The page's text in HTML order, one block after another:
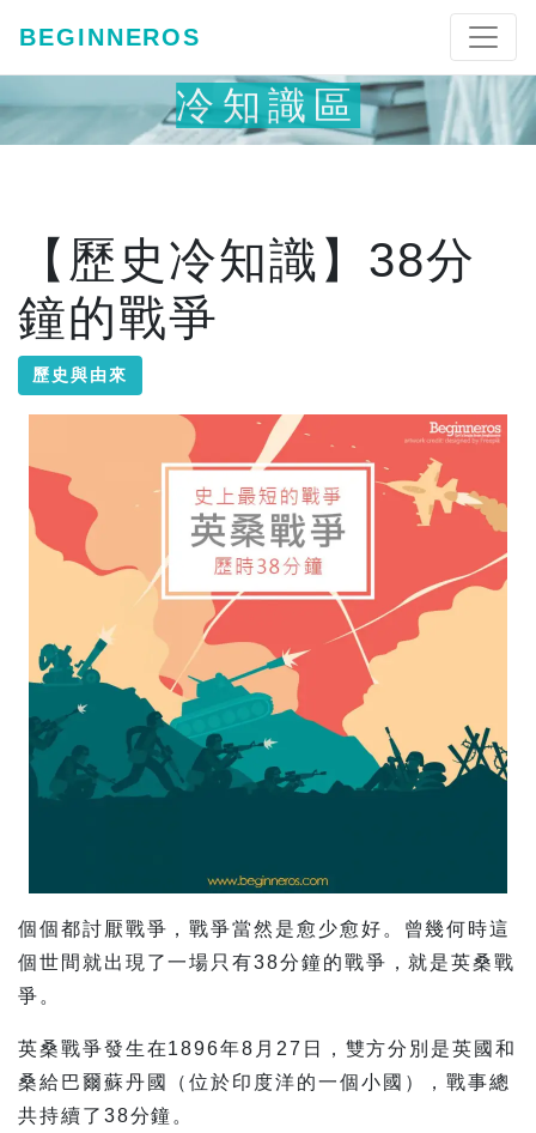
BEGINNEROS
冷知識區
【歷史冷知識】38分
鐘的戰爭
歷史與由來
個個都討厭戰爭，戰爭當然是愈少愈好。曾幾何時這
個世間就出現了一場只有38分鐘的戰爭，就是英桑戰
爭。
英桑戰爭發生在1896年8月27日，雙方分別是英國和
桑給巴爾蘇丹國（位於印度洋的一個小國），戰事總
共持續了38分鐘。